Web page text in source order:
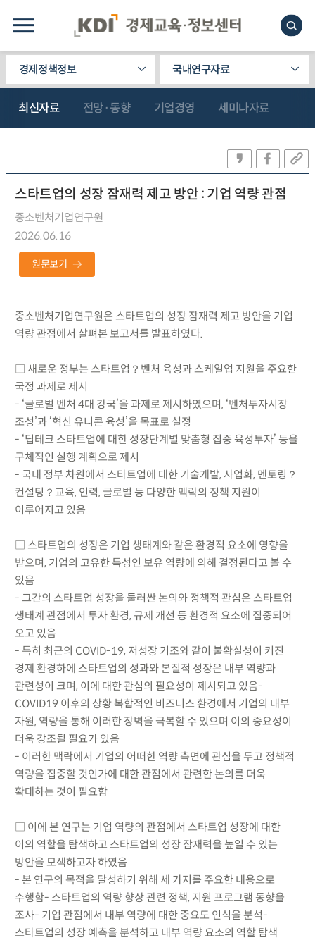
경제정책정보 국내연구자료
최신자료 전망·동향 기업경영 세미나자료
스타트업의 성장 잠재력 제고 방안 : 기업 역량 관점
중소벤처기업연구원
2026.06.16
원문보기
중소벤처기업연구원은 스타트업의 성장 잠재력 제고 방안을 기업
역량 관점에서 살펴본 보고서를 발표하였다.
□ 새로운 정부는 스타트업？벤처 육성과 스케일업 지원을 주요한
국정 과제로 제시
- ‘글로벌 벤처 4대 강국’을 과제로 제시하였으며, ‘벤처투자시장
조성’과 ‘혁신 유니콘 육성’을 목표로 설정
- ‘딥테크 스타트업에 대한 성장단계별 맞춤형 집중 육성투자’ 등을
구체적인 실행 계획으로 제시
- 국내 정부 차원에서 스타트업에 대한 기술개발, 사업화, 멘토링？
컨설팅？교육, 인력, 글로벌 등 다양한 맥락의 정책 지원이
이루어지고 있음
□ 스타트업의 성장은 기업 생태계와 같은 환경적 요소에 영향을
받으며, 기업의 고유한 특성인 보유 역량에 의해 결정된다고 볼 수
있음
- 그간의 스타트업 성장을 둘러싼 논의와 정책적 관심은 스타트업
생태계 관점에서 투자 환경, 규제 개선 등 환경적 요소에 집중되어
오고 있음
- 특히 최근의 COVID-19, 저성장 기조와 같이 불확실성이 커진
경제 환경하에 스타트업의 성과와 본질적 성장은 내부 역량과
관련성이 크며, 이에 대한 관심의 필요성이 제시되고 있음-
COVID19 이후의 상황 복합적인 비즈니스 환경에서 기업의 내부
자원, 역량을 통해 이러한 장벽을 극복할 수 있으며 이의 중요성이
더욱 강조될 필요가 있음
- 이러한 맥락에서 기업의 어떠한 역량 측면에 관심을 두고 정책적
역량을 집중할 것인가에 대한 관점에서 관련한 논의를 더욱
확대하는 것이 필요함
□ 이에 본 연구는 기업 역량의 관점에서 스타트업 성장에 대한
이의 역할을 탐색하고 스타트업의 성장 잠재력을 높일 수 있는
방안을 모색하고자 하였음
- 본 연구의 목적을 달성하기 위해 세 가지를 주요한 내용으로
수행함- 스타트업의 역량 향상 관련 정책, 지원 프로그램 동향을
조사- 기업 관점에서 내부 역량에 대한 중요도 인식을 분석-
스타트업의 성장 예측을 분석하고 내부 역량 요소의 역할 탐색